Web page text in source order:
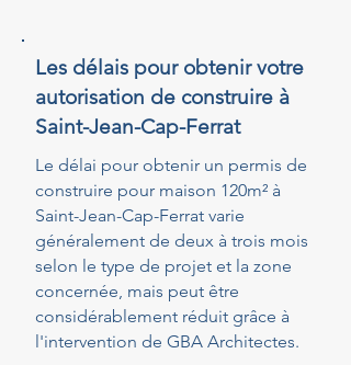
Les délais pour obtenir votre
autorisation de construire à
Saint-Jean-Cap-Ferrat
Le délai pour obtenir un permis de
construire pour maison 120m² à
Saint-Jean-Cap-Ferrat varie
généralement de deux à trois mois
selon le type de projet et la zone
concernée, mais peut être
considérablement réduit grâce à
l'intervention de GBA Architectes.